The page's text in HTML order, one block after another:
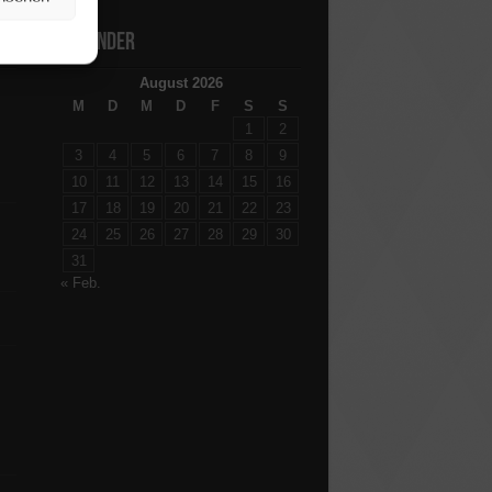
Kalender
August 2026
M
D M D F S
S
1
2
3
4 5 6 7 8
9
10
11 12 13 14 15
16
17
18 19 20 21 22
23
24
25 26 27 28 29
30
31
« Feb.